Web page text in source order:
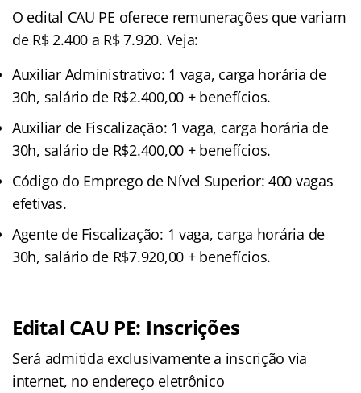
O edital CAU PE oferece remunerações que variam
de R$ 2.400 a R$ 7.920. Veja:
Auxiliar Administrativo: 1 vaga, carga horária de
30h, salário de R$2.400,00 + benefícios.
Auxiliar de Fiscalização: 1 vaga, carga horária de
30h, salário de R$2.400,00 + benefícios.
Código do Emprego de Nível Superior: 400 vagas
efetivas.
Agente de Fiscalização: 1 vaga, carga horária de
30h, salário de R$7.920,00 + benefícios.
Edital CAU PE: Inscrições
Será admitida exclusivamente a inscrição via
internet, no endereço eletrônico